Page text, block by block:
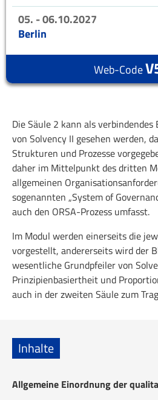
05. - 06.10.2027
Berlin
Web-Code
Die Säule 2 kann als
von Solvency II gesehen werden,
Strukturen und Prozesse
daher im Mittelpunkt des dritten
allgemeinen
sogenannten „System of
auch den ORSA-Prozess umfasst.
Im Modul werden einerseits die
vorgestellt, andererseits wird der
wesentliche Grundpfeiler von
Prinzipienbasiertheit und
auch in der zweiten Säule zum
Inhalte
Allgemeine Einordnung der